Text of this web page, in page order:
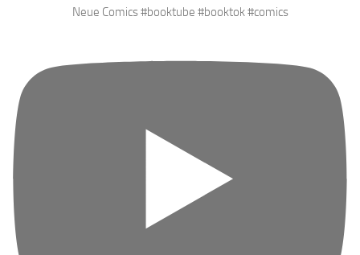
Neue Comics #booktube #booktok #comics